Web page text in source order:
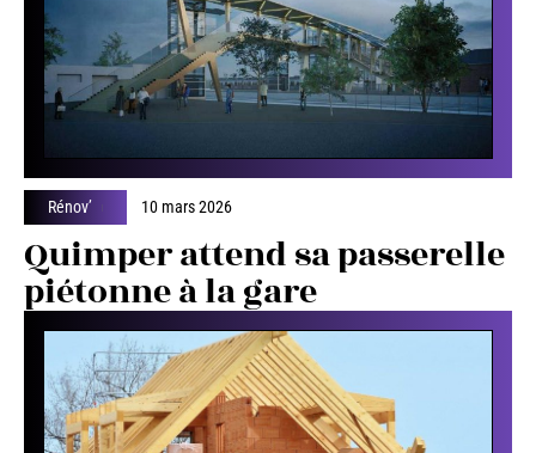
Rénov’ 10 mars 2026
Quimper attend sa passerelle
piétonne à la gare